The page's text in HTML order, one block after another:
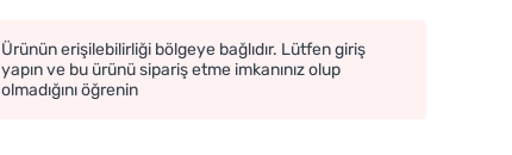
Ürünün erişilebilirliği bölgeye bağlıdır. Lütfen giriş
yapın ve bu ürünü sipariş etme imkanınız olup
olmadığını öğrenin